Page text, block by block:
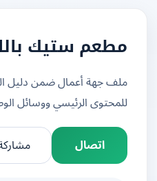
مطعم ستيك بالاس
ملف جهة أعمال ضمن دليل
للمحتوى الرئيسي ووسائل الوصول
اتصال
مشاركة